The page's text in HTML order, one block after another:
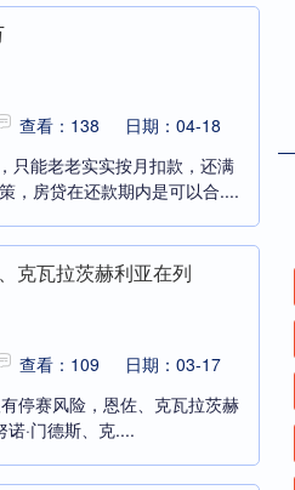
查看：138
日期：04-18
只能老老实实按月扣款，还满
，房贷在还款期内是可以合....
克瓦拉茨赫利亚在列
查看：109
日期：03-17
停赛风险，恩佐、克瓦拉茨赫
·门德斯、克....